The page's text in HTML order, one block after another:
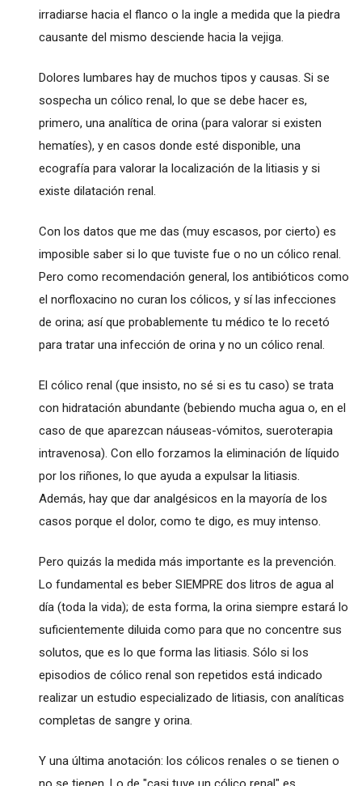
irradiarse hacia el flanco o la ingle a medida que la piedra
causante del mismo desciende hacia la vejiga.
Dolores lumbares hay de muchos tipos y causas. Si se
sospecha un cólico renal, lo que se debe hacer es,
primero, una analítica de orina (para valorar si existen
hematíes), y en casos donde esté disponible, una
ecografía para valorar la localización de la litiasis y si
existe dilatación renal.
Con los datos que me das (muy escasos, por cierto) es
imposible saber si lo que tuviste fue o no un cólico renal.
Pero como recomendación general, los antibióticos como
el norfloxacino no curan los cólicos, y sí las infecciones
de orina; así que probablemente tu médico te lo recetó
para tratar una infección de orina y no un cólico renal.
El cólico renal (que insisto, no sé si es tu caso) se trata
con hidratación abundante (bebiendo mucha agua o, en el
caso de que aparezcan náuseas-vómitos, sueroterapia
intravenosa). Con ello forzamos la eliminación de líquido
por los riñones, lo que ayuda a expulsar la litiasis.
Además, hay que dar analgésicos en la mayoría de los
casos porque el dolor, como te digo, es muy intenso.
Pero quizás la medida más importante es la prevención.
Lo fundamental es beber SIEMPRE dos litros de agua al
día (toda la vida); de esta forma, la orina siempre estará lo
suficientemente diluida como para que no concentre sus
solutos, que es lo que forma las litiasis. Sólo si los
episodios de cólico renal son repetidos está indicado
realizar un estudio especializado de litiasis, con analíticas
completas de sangre y orina.
Y una última anotación: los cólicos renales o se tienen o